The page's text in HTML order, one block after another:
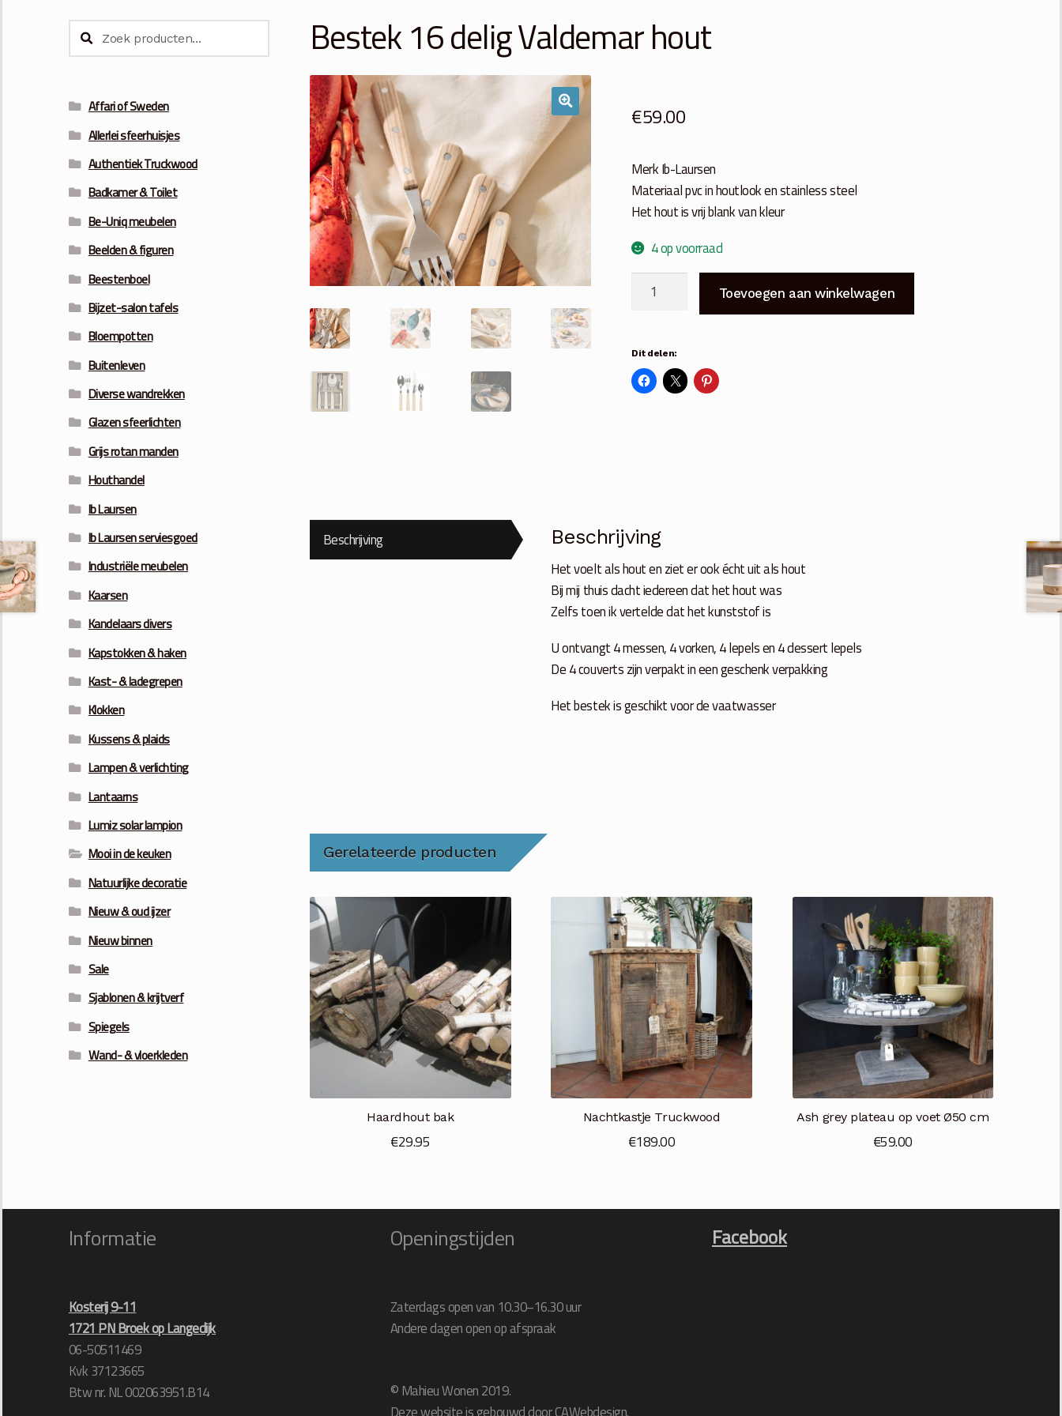
Bestek 16 delig Valdemar hout
€59.00
Merk Ib-Laursen
Materiaal pvc in houtlook en stainless steel
Het hout is vrij blank van kleur
4 op voorraad
Bestek
Valdemar
hout
aantal
Toevoegen aan winkelwagen
Dit delen:
Beschrijving Beschrijving
Het voelt als hout en ziet er ook écht uit als hout
Bij mij thuis dacht iedereen dat het hout was
Zelfs toen ik vertelde dat het kunststof is
U ontvangt 4 messen, 4 vorken, 4 lepels en 4 dessert lepels
De 4 couverts zijn verpakt in een geschenk verpakking
Het bestek is geschikt voor de vaatwasser
Gerelateerde producten
Haardhout bak
€29.95
Nachtkastje Truckwood
€189.00
Ash grey plateau op voet Ø50 cm
€59.00
Zoeken
naar:Zoeken
Affari of Sweden
Allerlei sfeerhuisjes
Authentiek Truckwood
Badkamer & Toilet
Be-Uniq meubelen
Beelden & figuren
Beestenboel
Bijzet-salon tafels
Bloempotten
Buitenleven
Diverse wandrekken
Glazen sfeerlichten
Grijs rotan manden
Houthandel
Ib Laursen
Ib Laursen serviesgoed
Industriële meubelen
Kaarsen
Kandelaars divers
Kapstokken & haken
Kast- & ladegrepen
Klokken
Kussens & plaids
Lampen & verlichting
Lantaarns
Lumiz solar lampion
Mooi in de keuken
Natuurlijke decoratie
Nieuw & oud ijzer
Nieuw binnen
Sale
Sjablonen & krijtverf
Spiegels
Wand- & vloerkleden
Informatie
Kosterij 9-11
1721 PN Broek op Langedijk
06-50511469
Kvk 37123665
Btw nr. NL 002063951.B14
Openingstijden
Zaterdags open van 10.30–16.30 uur
Andere dagen open op afspraak
© Mahieu Wonen 2019.
Deze website is gebouwd door CAWebdesign.
Facebook